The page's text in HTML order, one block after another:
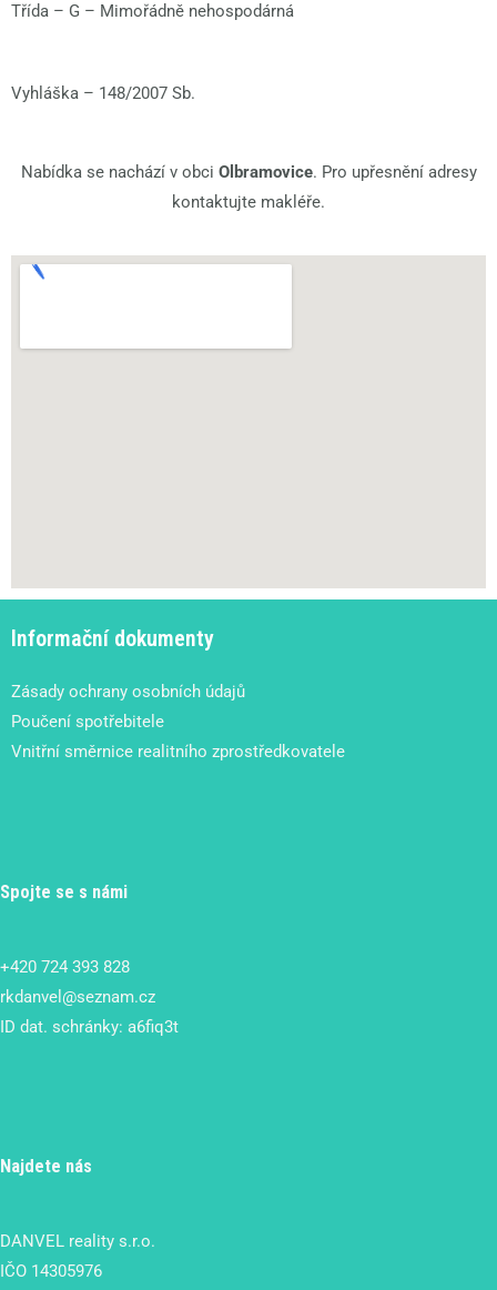
Třída – G – Mimořádně nehospodárná
Vyhláška – 148/2007 Sb.
Nabídka se nachází v obci Olbramovice. Pro upřesnění adresy
kontaktujte makléře.
Informační dokumenty
Zásady ochrany osobních údajů
Poučení spotřebitele
Vnitřní směrnice realitního zprostředkovatele
Spojte se s námi
+420 724 393 828
rkdanvel@seznam.cz
ID dat. schránky: a6fiq3t
Najdete nás
DANVEL reality s.r.o.
IČO 14305976